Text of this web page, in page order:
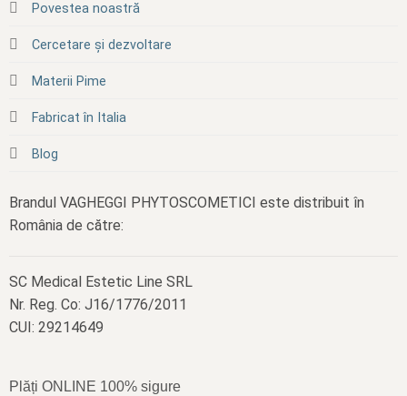
Povestea noastră
Cercetare și dezvoltare
Materii Pime
Fabricat în Italia
Blog
Brandul VAGHEGGI PHYTOSCOMETICI este distribuit în
România de către:
SC Medical Estetic Line SRL
Nr. Reg. Co: J16/1776/2011
CUI: 29214649
Plăți ONLINE 100% sigure